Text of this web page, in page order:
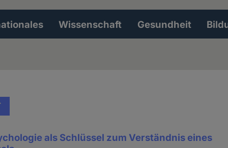
Wissenschaft Gesundheit
als Schlüssel zum Verständnis eines